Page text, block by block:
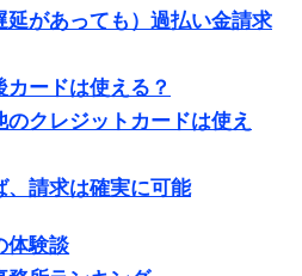
があっても）過払い金請求
ードは使える？
クレジットカードは使え
、請求は確実に可能
体験談